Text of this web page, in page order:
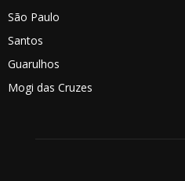
São Paulo
Santos
Guarulhos
Mogi das Cruzes